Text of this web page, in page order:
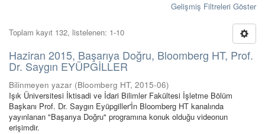
Gelişmiş Filtreleri Göster
Toplam kayıt 132, listelenen: 1-10
Haziran 2015, Başarıya Doğru, Bloomberg HT, Prof.
Dr. Saygın EYÜPGİLLER
Bilinmeyen yazar (Bloomberg HT, 2015-06)
Işık Üniversitesi İktisadi ve İdari Bilimler Fakültesi İşletme Bölüm
Başkanı Prof. Dr. Saygın Eyüpgiller'İn Bloomberg HT kanalında
yayınlanan "Başarıya Doğru" programına konuk olduğu videonun
erişimdir.